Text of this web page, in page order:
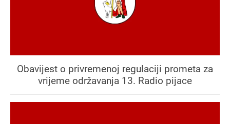
Obavijest o privremenoj regulaciji prometa za
vrijeme održavanja 13. Radio pijace